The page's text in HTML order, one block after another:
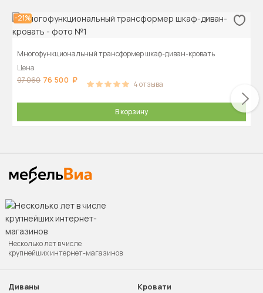
-21%
Многофункциональный трансформер шкаф-диван-кровать
Цена
97 060 76 500 4отзыва
В корзину
Несколько лет в числе
крупнейших интернет-магазинов
Диваны
Кровати